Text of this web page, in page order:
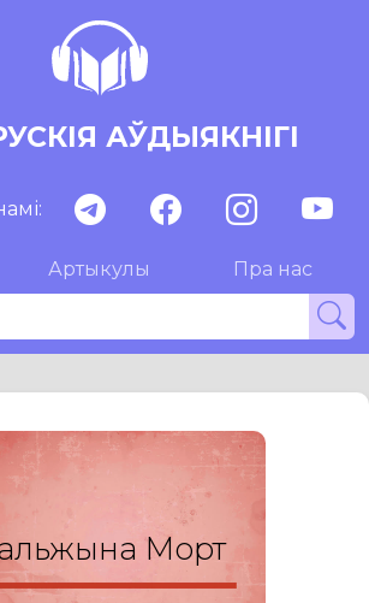
АЎДЫЯКНІГІ
Артыкулы Пра нас
Морт